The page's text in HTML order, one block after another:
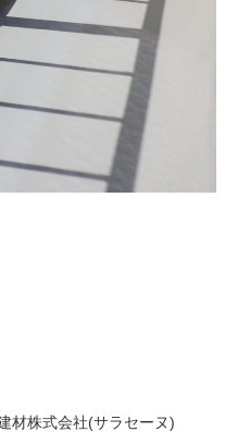
材株式会社(サラセーヌ)